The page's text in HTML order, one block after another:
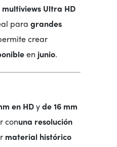
Ultra HD
para grandes
crear
en junio.
en HDyde 16 mm
conuna resolución
material histórico